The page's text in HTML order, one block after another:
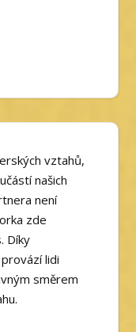
vztahů,
našich
není
zde
Díky
lidi
směrem